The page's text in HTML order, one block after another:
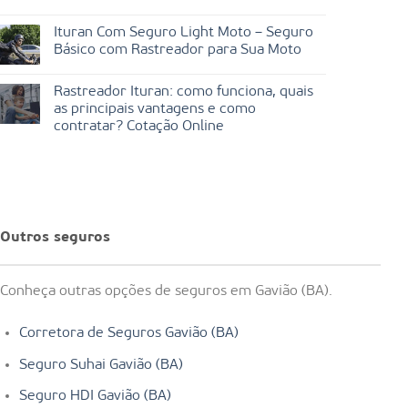
Ituran Com Seguro Light Moto – Seguro
Básico com Rastreador para Sua Moto
Rastreador Ituran: como funciona, quais
as principais vantagens e como
contratar? Cotação Online
Outros seguros
Conheça outras opções de seguros em Gavião (BA).
Corretora de Seguros Gavião (BA)
Seguro Suhai Gavião (BA)
Seguro HDI Gavião (BA)